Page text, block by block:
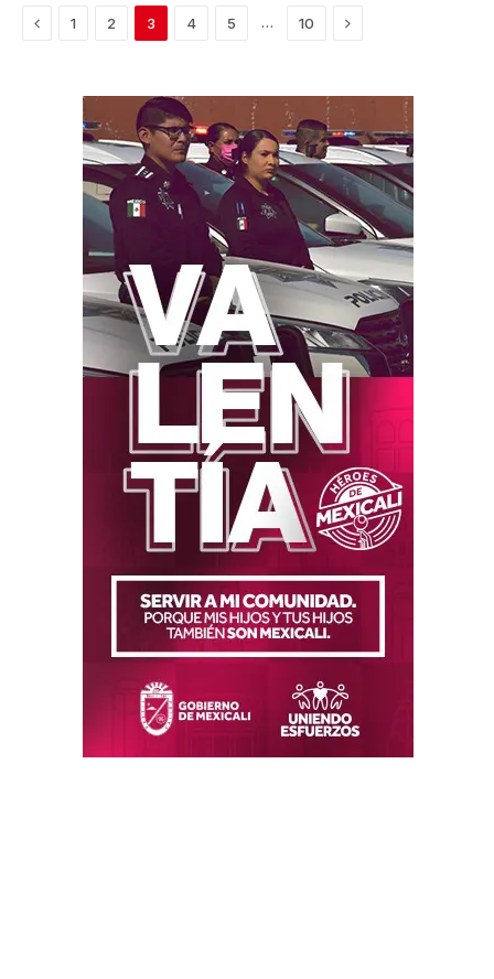
Previous
1 2 3 4 5 … 10 Next